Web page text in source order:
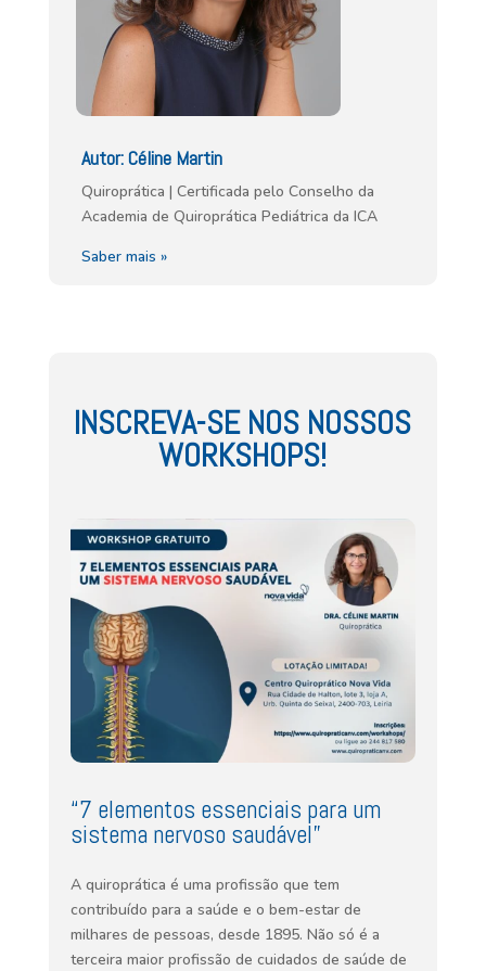
Autor: Céline Martin
Quiroprática | Certificada pelo Conselho da
Academia de Quiroprática Pediátrica da ICA
Saber mais »
INSCREVA-SE NOS NOSSOS
WORKSHOPS!
“7 elementos essenciais para um
sistema nervoso saudável”
A quiroprática é uma profissão que tem
contribuído para a saúde e o bem-estar de
milhares de pessoas, desde 1895. Não só é a
terceira maior profissão de cuidados de saúde de